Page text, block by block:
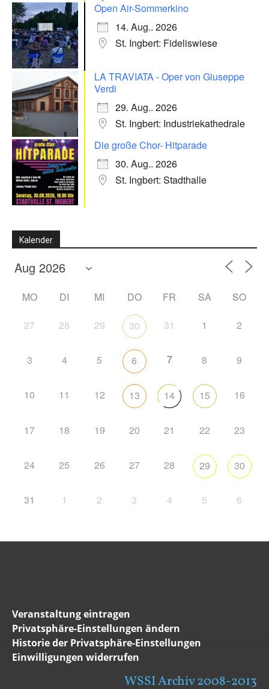
Open Air-Sommerkino
14. Aug.. 2026
St. Ingbert: Fideliswiese
LA TRAVIATA - Oper von Giuseppe
Verdi
29. Aug.. 2026
St. Ingbert: Industriekathedrale
Die große Chor- Hitparade
30. Aug.. 2026
St. Ingbert: Stadthalle
Kalender
MO DI MI DO FR SA SO
27 28 29 30 31 1 2
3 4 5 6 7 8 9
10 11 12 13 14 15 16
17 18 19 20 21 22 23
24 25 26 27 28 29 30
31 1 2 3 4 5 6
Veranstaltung eintragen
Privatsphäre-Einstellungen ändern
Historie der Privatsphäre-Einstellungen
Einwilligungen widerrufen
WSSI Archiv 2008-2013